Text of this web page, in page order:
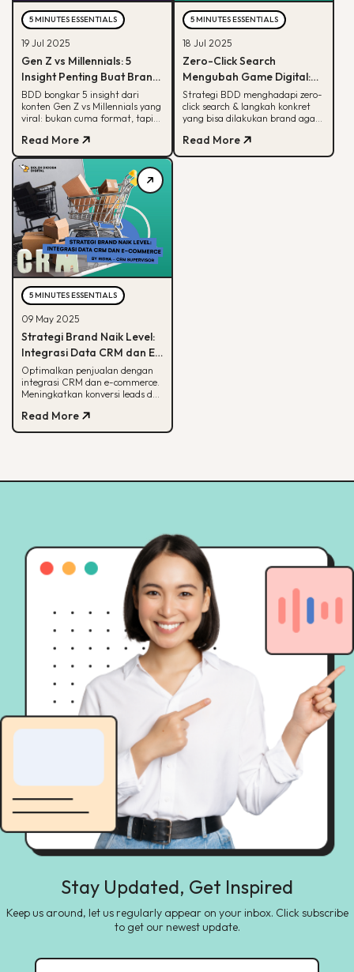
5 MINUTES ESSENTIALS
19 Jul 2025
Gen Z vs Millennials: 5
Insight Penting Buat Brand
yang Mau Tumbuh Lewat
Konten
BDD bongkar 5 insight dari
konten Gen Z vs Millennials yang
viral: bukan cuma format, tapi
Read More
5 MINUTES ESSENTIALS
18 Jul 2025
Zero-Click Search
Mengubah Game Digital:
Begini Strategi BDD & Apa
yang Bisa Dilakukan Brand
Strategi BDD menghadapi zero-
click search & langkah konkret
yang bisa dilakukan brand agar
Google
Read More
5 MINUTES ESSENTIALS
09 May 2025
Strategi Brand Naik Level:
Integrasi Data CRM dan E-
commerce
Optimalkan penjualan dengan
integrasi CRM dan e-commerce.
Meningkatkan konversi leads dan
terarah
Read More
Stay Updated, Get Inspired
Keep us around, let us regularly appear on your inbox. Click subscribe
to get our newest update.